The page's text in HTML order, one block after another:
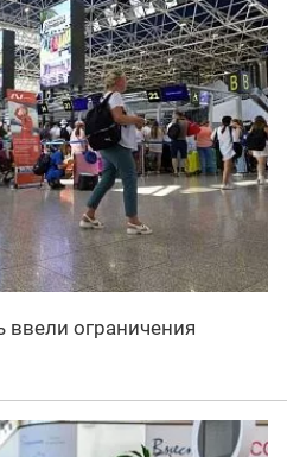
ввели ограничения